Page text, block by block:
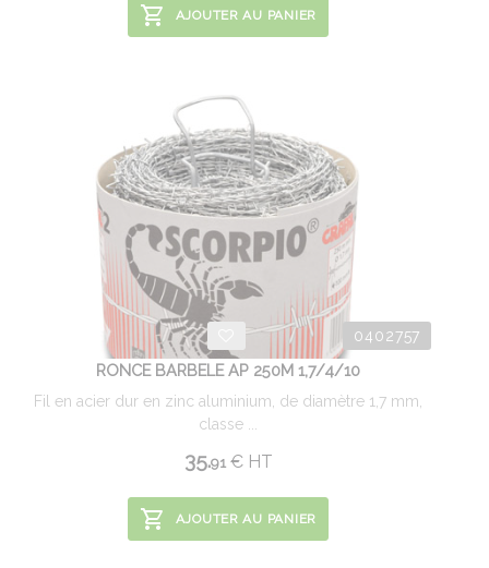
AJOUTER AU PANIER
0402757
RONCE BARBELE AP 250M 1,7/4/10
Fil en acier dur en zinc aluminium, de diamètre 1,7 mm,
classe ...
35.91 €HT
AJOUTER AU PANIER